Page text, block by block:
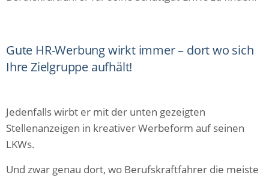
Gute HR-Werbung wirkt immer – dort wo sich
Ihre Zielgruppe aufhält!
Jedenfalls wirbt er mit der unten gezeigten
Stellenanzeigen in kreativer Werbeform auf seinen
LKWs.
Und zwar genau dort, wo Berufskraftfahrer die meiste